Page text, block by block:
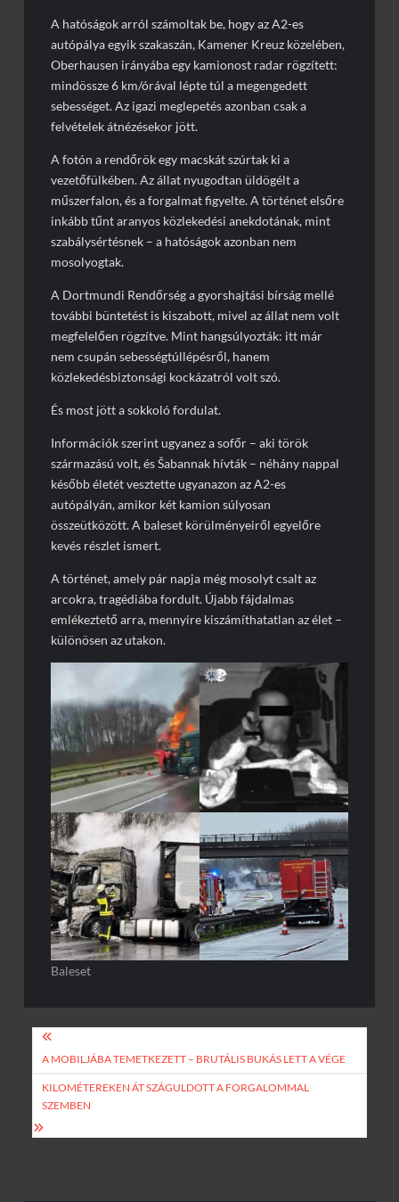
A hatóságok arról számoltak be, hogy az A2-es
autópálya egyik szakaszán, Kamener Kreuz közelében,
Oberhausen irányába egy kamionost radar rögzített:
mindössze 6 km/órával lépte túl a megengedett
sebességet. Az igazi meglepetés azonban csak a
felvételek átnézésekor jött.
A fotón a rendőrök egy macskát szúrtak ki a
vezetőfülkében. Az állat nyugodtan üldögélt a
műszerfalon, és a forgalmat figyelte. A történet elsőre
inkább tűnt aranyos közlekedési anekdotának, mint
szabálysértésnek – a hatóságok azonban nem
mosolyogtak.
A Dortmundi Rendőrség a gyorshajtási bírság mellé
további büntetést is kiszabott, mivel az állat nem volt
megfelelően rögzítve. Mint hangsúlyozták: itt már
nem csupán sebességtúllépésről, hanem
közlekedésbiztonsági kockázatról volt szó.
És most jött a sokkoló fordulat.
Információk szerint ugyanez a sofőr – aki török
származású volt, és Šabannak hívták – néhány nappal
később életét vesztette ugyanazon az A2-es
autópályán, amikor két kamion súlyosan
összeütközött. A baleset körülményeiről egyelőre
kevés részlet ismert.
A történet, amely pár napja még mosolyt csalt az
arcokra, tragédiába fordult. Újabb fájdalmas
emlékeztető arra, mennyire kiszámíthatatlan az élet –
különösen az utakon.
Baleset
Bejegyzés
navigáció
A MOBILJÁBA TEMETKEZETT – BRUTÁLIS BUKÁS LETT A VÉGE
KILOMÉTEREKEN ÁT SZÁGULDOTT A FORGALOMMAL
SZEMBEN